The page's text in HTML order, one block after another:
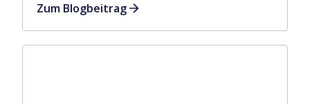
Zum Blogbeitrag